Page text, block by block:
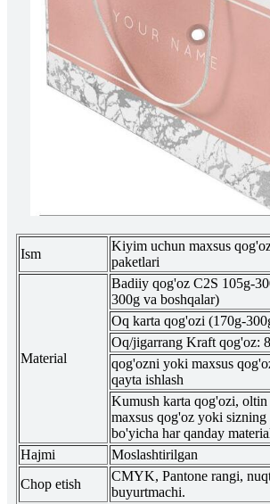
Ism
Kiyim uchun maxsus
paketlari
Material
Badiiy qog'oz C2S 105g-
300g va boshqalar)
Oq karta qog'ozi (170g-
Oq/jigarrang Kraft qog'oz:
qog'ozni yoki maxsus
qayta ishlash
Kumush karta qog'ozi, oltin
maxsus qog'oz yoki
bo'yicha har qanday
Hajmi
Moslashtirilgan
Chop etish
CMYK, Pantone rangi,
buyurtmachi.